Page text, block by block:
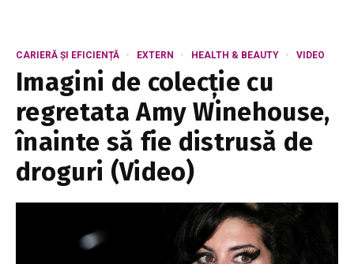
CARIERĂ ȘI EFICIENȚĂ EXTERN HEALTH & BEAUTY VIDEO
Imagini de colecţie cu
regretata Amy Winehouse,
înainte să fie distrusă de
droguri (Video)